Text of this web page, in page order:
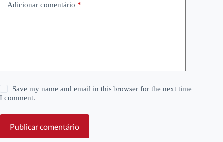
Adicionar comentário *
Save my name and email in this browser for the next time
I comment.
Publicar comentário